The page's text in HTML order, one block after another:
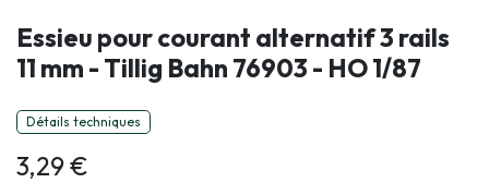
Essieu pour courant alternatif 3 rails
11 mm - Tillig Bahn 76903 - HO 1/87
Détails techniques
3,29€